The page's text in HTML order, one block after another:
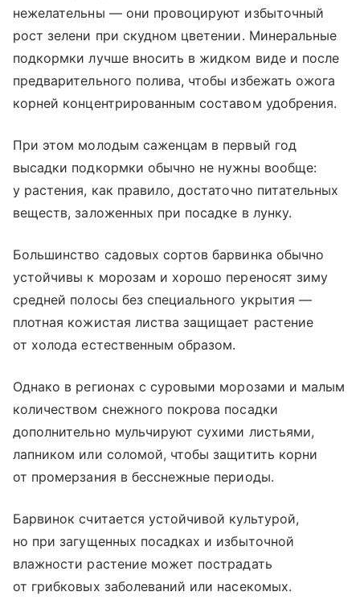
нежелательны — они провоцируют избыточный
рост зелени при скудном цветении. Минеральные
подкормки лучше вносить в жидком виде и после
предварительного полива, чтобы избежать ожога
корней концентрированным составом удобрения.
При этом молодым саженцам в первый год
высадки подкормки обычно не нужны вообще:
у растения, как правило, достаточно питательных
веществ, заложенных при посадке в лунку.
Большинство садовых сортов барвинка обычно
устойчивы к морозам и хорошо переносят зиму
средней полосы без специального укрытия —
плотная кожистая листва защищает растение
от холода естественным образом.
Однако в регионах с суровыми морозами и малым
количеством снежного покрова посадки
дополнительно мульчируют сухими листьями,
лапником или соломой, чтобы защитить корни
от промерзания в бесснежные периоды.
Барвинок считается устойчивой культурой,
но при загущенных посадках и избыточной
влажности растение может пострадать
от грибковых заболеваний или насекомых.